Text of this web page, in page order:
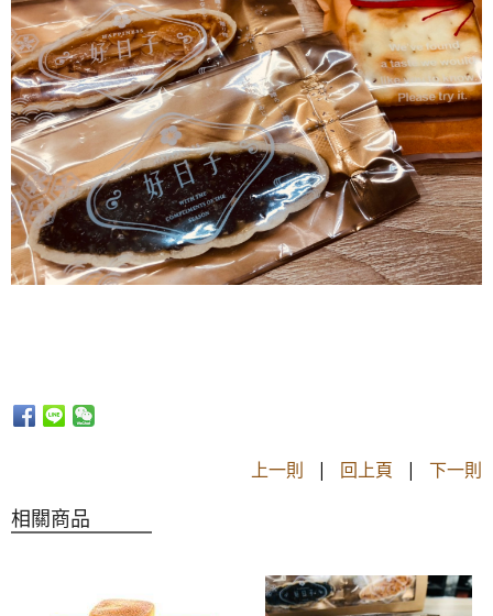
上一則 | 回上頁 | 下一則
相關商品